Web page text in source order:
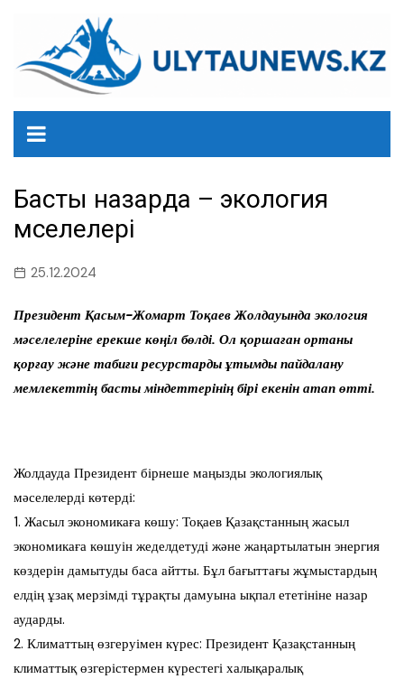
содержанию
Басты назарда – экология
мәселелері
25.12.2024
Президент Қасым-Жомарт Тоқаев Жолдауында экология
мәселелеріне ерекше көңіл бөлді. Ол қоршаған ортаны
қорғау және табиғи ресурстарды ұтымды пайдалану
мемлекеттің басты міндеттерінің бірі екенін атап өтті.
Жолдауда Президент бірнеше маңызды экологиялық
мәселелерді көтерді:
1. Жасыл экономикаға көшу: Тоқаев Қазақстанның жасыл
экономикаға көшуін жеделдетуді және жаңартылатын энергия
көздерін дамытуды баса айтты. Бұл бағыттағы жұмыстардың
елдің ұзақ мерзімді тұрақты дамуына ықпал ететініне назар
аударды.
2. Климаттың өзгеруімен күрес: Президент Қазақстанның
климаттық өзгерістермен күрестегі халықаралық